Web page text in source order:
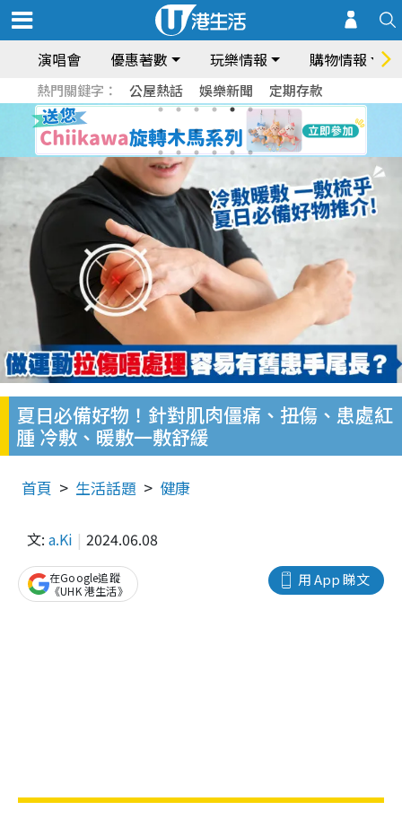
演唱會 優惠著數 玩樂情報 購物情報
熱門關鍵字： 公屋熱話 娛樂新聞 定期存款
夏日必備好物！針對肌肉僵痛、扭傷、患處紅
腫 冷敷、暖敷一敷舒緩
首頁 生活話題 健康
文: a.Ki 2024.06.08
用 App 睇文
在Google追蹤
《UHK 港生活》